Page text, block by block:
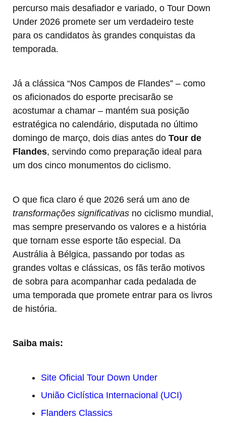
percurso mais desafiador e variado, o Tour Down
Under 2026 promete ser um verdadeiro teste
para os candidatos às grandes conquistas da
temporada.
Já a clássica “Nos Campos de Flandes” – como
os aficionados do esporte precisarão se
acostumar a chamar – mantém sua posição
estratégica no calendário, disputada no último
domingo de março, dois dias antes do Tour de
Flandes, servindo como preparação ideal para
um dos cinco monumentos do ciclismo.
O que fica claro é que 2026 será um ano de
transformações significativas no ciclismo mundial,
mas sempre preservando os valores e a história
que tornam esse esporte tão especial. Da
Austrália à Bélgica, passando por todas as
grandes voltas e clássicas, os fãs terão motivos
de sobra para acompanhar cada pedalada de
uma temporada que promete entrar para os livros
de história.
Saiba mais:
Site Oficial Tour Down Under
União Ciclística Internacional (UCI)
Flanders Classics